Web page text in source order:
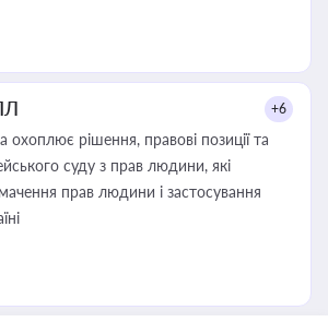
+6
охоплює рішення, правові позиції та
суду з прав людини, які
прав людини і застосування